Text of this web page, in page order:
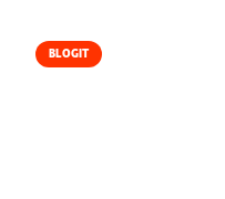
BLOGIT